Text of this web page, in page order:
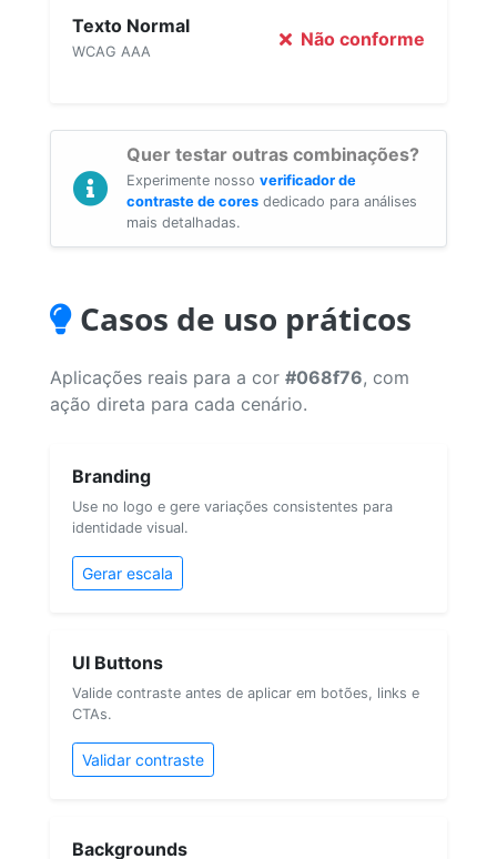
Texto Normal
WCAG AAA
Não conforme
Quer testar outras combinações?
Experimente nosso verificador de
contraste de cores dedicado para análises
mais detalhadas.
Casos de uso práticos
Aplicações reais para a cor #068f76, com
ação direta para cada cenário.
Branding
Use no logo e gere variações consistentes para
identidade visual.
Gerar escala
UI Buttons
Valide contraste antes de aplicar em botões, links e
CTAs.
Validar contraste
Backgrounds